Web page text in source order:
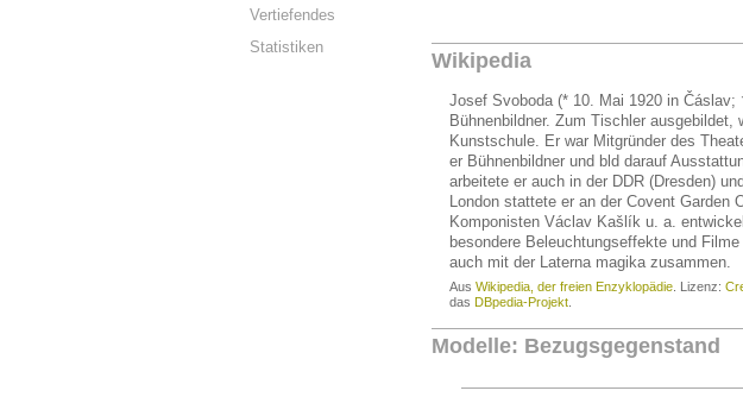
Vertiefendes
Statistiken
Wikipedia
Josef Svoboda (* 10. Mai 1920 in
Bühnenbildner. Zum Tischler
Kunstschule. Er war Mitgründer des
er Bühnenbildner und bld darauf
arbeitete er auch in der DDR (Dresden)
London stattete er an der Covent Garden
Komponisten Václav Kašlík u. a.
besondere Beleuchtungseffekte und
auch mit der Laterna magika zusammen.
Aus Wikipedia, der freien Enzyklopädie . Lizenz:
das DBpedia-Projekt
Modelle: Bezugsgegenstand